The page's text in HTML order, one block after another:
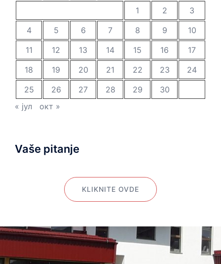
1
2
3
4
5 6 7 8 9
10
11
12 13 14 15 16
17
18
19 20 21 22 23
24
25
26 27 28 29
30
« јул
окт »
Vaše pitanje
KLIKNITE OVDE